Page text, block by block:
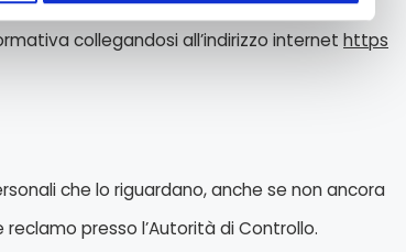
collegandosi all’indirizzo internet https
che lo riguardano, anche se non ancora
presso l’Autorità di Controllo.